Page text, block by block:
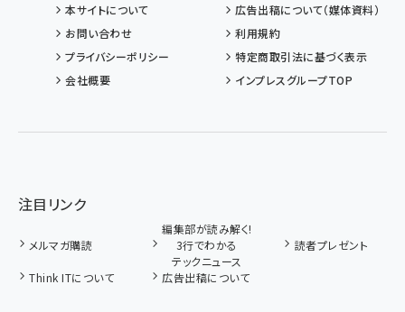
本サイトについて
広告出稿について（媒体資料）
お問い合わせ
利用規約
プライバシーポリシー
特定商取引法に基づく表示
会社概要
インプレスグループTOP
注目リンク
メルマガ購読
編集部が読み解く!
3行でわかる
テックニュース
読者プレゼント
Think ITについて 広告出稿について